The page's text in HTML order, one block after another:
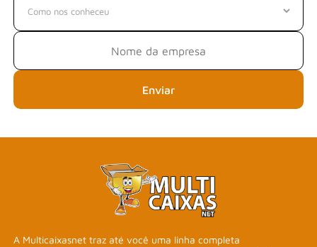
Enviar
A Multicaixasnet traz até você uma linha completa